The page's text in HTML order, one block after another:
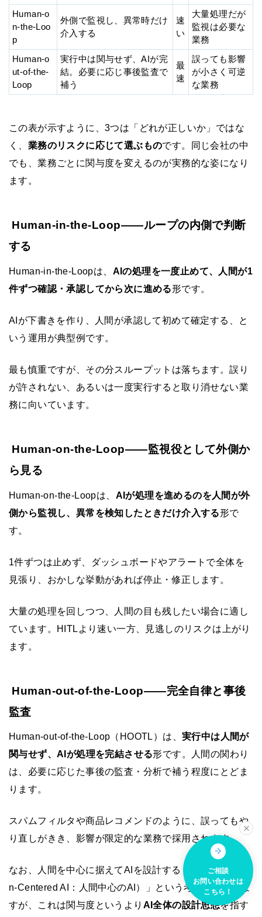
Human-o
n-the-Loo
p
外側で監視し、異常時だけ
介入する
速
い
大量処理だが
監視は必要な
業務
Human-o
ut-of-the-
Loop
実行中は関与せず、AIが完
結。必要に応じ事後監査で
補う
最
速
誤っても影響
が小さく可逆
な業務
この表が示すように、3つは「どれが正しいか」ではな
く、 業務のリスクに応じて選ぶものです。同じ会社の中
でも、業務ごとに関与度を変えるのが実務的な姿になり
ます。
Human-in-the-Loop——ループの内側で判断
する
Human-in-the-Loopは、 AIの処理を一度止めて、人間が1
件ずつ確認・承認してから次に進める形です。
AIが下書きを作り、人間が承認して初めて確定する、と
いう運用が典型例です。
最も慎重ですが、その分スループットは落ちます。誤り
が許されない、あるいは一度実行すると取り消せない業
務に向いています。
Human-on-the-Loop——監視役として外側か
ら見る
Human-on-the-Loopは、 AIが処理を進めるのを人間が外
側から監視し、異常を検知したときだけ介入する形で
す。
1件ずつは止めず、ダッシュボードやアラートで全体を
見張り、おかしな挙動があれば停止・修正します。
大量の処理を回しつつ、人間の目も残したい場合に適し
ています。HITLより速い一方、見逃しのリスクは上がり
ます。
Human-out-of-the-Loop——完全自律と事後
監査
Human-out-of-the-Loop（HOOTL）は、 実行中は人間が
関与せず、AIが処理を完結させる形です。人間の関わり
は、必要に応じた事後の監査・分析で補う程度にとどま
ります。
スパムフィルタや商品レコメンドのように、誤ってもや
り直しがきき、影響が限定的な業務で採用されます。
なお、人間を中心に据えてAIを設計する「HCAI（Huma
n-Centered AI：人間中心のAI）」という考え方もありま
すが、これは関与度というより AI全体の設計思想を指す
ご相談
お問い合わせは
こちら！